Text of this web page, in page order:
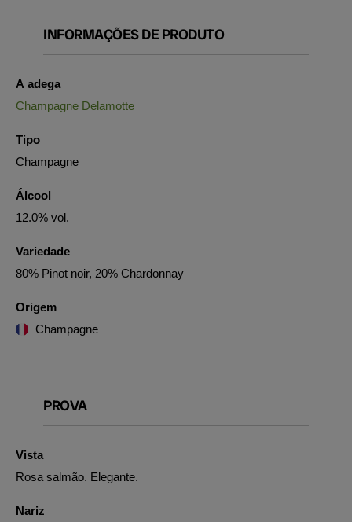
INFORMAÇÕES DE PRODUTO
A adega
Champagne Delamotte
Tipo
Champagne
Álcool
12.0% vol.
Variedade
80% Pinot noir, 20% Chardonnay
Origem
Champagne
PROVA
Vista
Rosa salmão. Elegante.
Nariz